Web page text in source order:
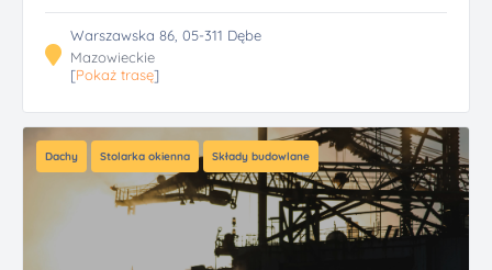
Warszawska 86, 05-311 Dębe
Mazowieckie
[Pokaż trasę]
Dachy Stolarka okienna Składy budowlane